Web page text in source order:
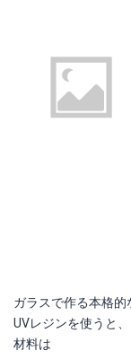
ガラスで作る本格
UVレジンを使うと
材料は